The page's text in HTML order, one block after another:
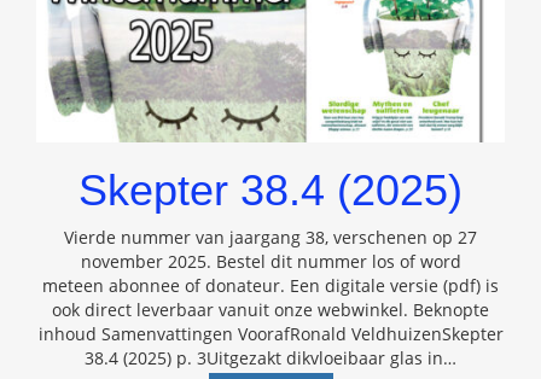
Skepter 38.4 (2025)
Vierde nummer van jaargang 38, verschenen op 27
november 2025. Bestel dit nummer los of word
meteen abonnee of donateur. Een digitale versie (pdf) is
ook direct leverbaar vanuit onze webwinkel. Beknopte
inhoud Samenvattingen VoorafRonald VeldhuizenSkepter
38.4 (2025) p. 3Uitgezakt dikvloeibaar glas in…